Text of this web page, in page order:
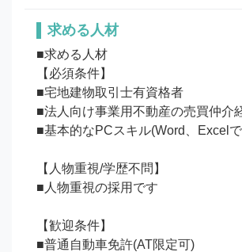
求める人材
■求める人材
【必須条件】
■宅地建物取引士有資格者
■法人向け事業用不動産の売買仲介
■基本的なPCスキル(Word、Excel
【人物重視/学歴不問】
■人物重視の採用です
【歓迎条件】
■普通自動車免許(AT限定可)